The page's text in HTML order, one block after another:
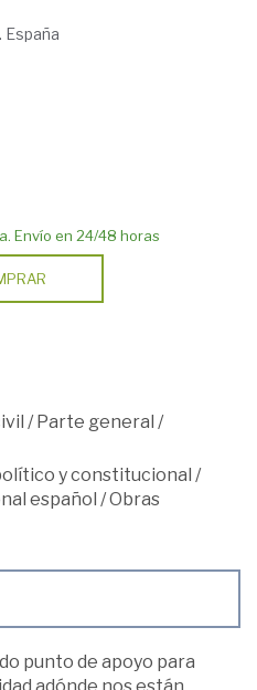
España
Envío en 24/48 horas
/Parte general /
y constitucional /
español /Obras
punto de apoyo para
adónde nos están